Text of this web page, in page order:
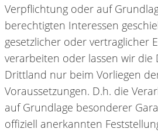
Verpflichtung oder auf
berechtigten Interessen
gesetzlicher oder vertraglicher
verarbeiten oder lassen wir die
Drittland nur beim Vorliegen
Voraussetzungen. D.h. die
auf Grundlage besonderer
offiziell anerkannten